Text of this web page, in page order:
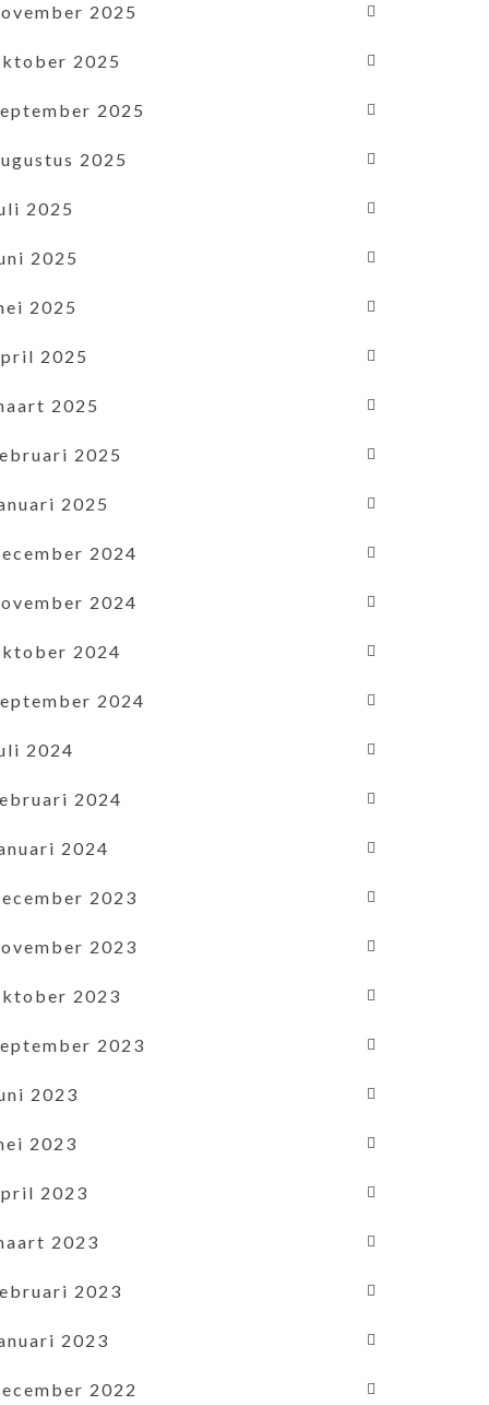
2025
2025
2025
2025
2025
2025
2025
2025
2025
2025
2025
2024
2024
2024
2024
2024
2024
2024
2023
2023
2023
2023
2023
2023
2023
2023
2023
2023
2022